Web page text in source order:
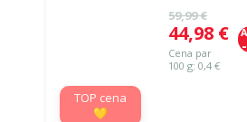
Oriģinālā
59,99 €
Cena
44,98 €
Cena par
100 g: 0,4 €
TOP cena
💛